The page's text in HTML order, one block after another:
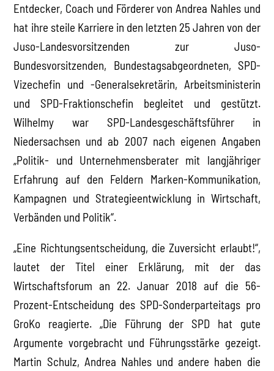
Entdecker, Coach und Förderer von Andrea Nahles und
hat ihre steile Karriere in den letzten 25 Jahren von der
Juso-Landesvorsitzenden zur Juso-
Bundesvorsitzenden, Bundestagsabgeordneten, SPD-
Vizechefin und -Generalsekretärin, Arbeitsministerin
und SPD-Fraktionschefin begleitet und gestützt.
Wilhelmy war SPD-Landesgeschäftsführer in
Niedersachsen und ab 2007 nach eigenen Angaben
„Politik- und Unternehmensberater mit langjähriger
Erfahrung auf den Feldern Marken-Kommunikation,
Kampagnen und Strategieentwicklung in Wirtschaft,
Verbänden und Politik“.
„Eine Richtungsentscheidung, die Zuversicht erlaubt!“,
lautet der Titel einer Erklärung, mit der das
Wirtschaftsforum an 22. Januar 2018 auf die 56-
Prozent-Entscheidung des SPD-Sonderparteitags pro
GroKo reagierte. „Die Führung der SPD hat gute
Argumente vorgebracht und Führungsstärke gezeigt.
Martin Schulz, Andrea Nahles und andere haben die